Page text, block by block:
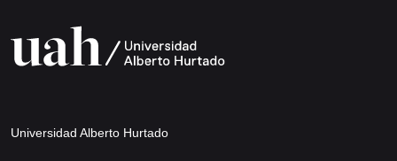
Universidad Alberto Hurtado